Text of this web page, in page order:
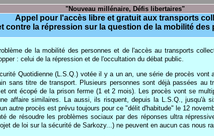
"Nouveau millénaire, Défis libertaires"
Appel pour l'accès libre et gratuit aux transports
contre la répression sur la question de la mobilité des
de la mobilité des personnes et de l'accès au transports
: celui de la répression et de l'occultation du débat public.
Quotidienne (L.S.Q.) votée il y a un an, une série de procès vont
sans titre de transport. Plusieurs personnes sont déjà passées au
ont écopé de la prison ferme (1 et 2 mois). Les procès vont se
affaire similaires. La aussi, ils risquent, depuis la L.S.Q., jusqu'à
autre procès est prévu toujours pour ce "délit d'habitude" le 12
de résoudre les problèmes sociaux par des réponses ultra
de loi sur la sécurité de Sarkozy...) ne peuvent en aucun cas nous